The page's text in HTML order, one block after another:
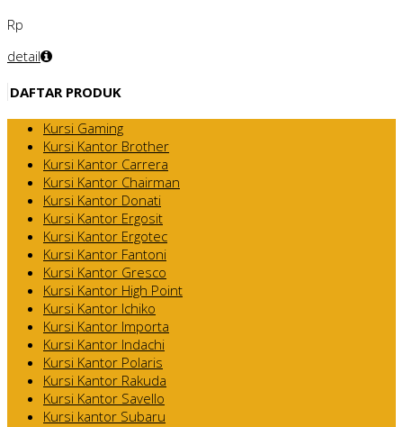
Rp
detail
DAFTAR PRODUK
Kursi Gaming
Kursi Kantor Brother
Kursi Kantor Carrera
Kursi Kantor Chairman
Kursi Kantor Donati
Kursi Kantor Ergosit
Kursi Kantor Ergotec
Kursi Kantor Fantoni
Kursi Kantor Gresco
Kursi Kantor High Point
Kursi Kantor Ichiko
Kursi Kantor Importa
Kursi Kantor Indachi
Kursi Kantor Polaris
Kursi Kantor Rakuda
Kursi Kantor Savello
Kursi kantor Subaru